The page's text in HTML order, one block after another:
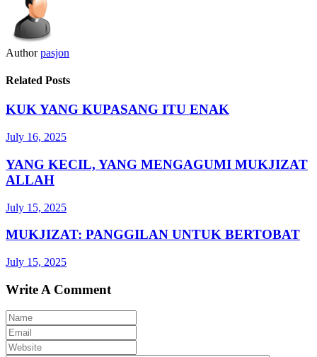
Author pasjon
Related Posts
KUK YANG KUPASANG ITU ENAK
July 16, 2025
YANG KECIL, YANG MENGAGUMI MUKJIZAT
ALLAH
July 15, 2025
MUKJIZAT: PANGGILAN UNTUK BERTOBAT
July 15, 2025
Write A Comment